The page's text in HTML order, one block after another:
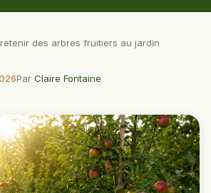
des arbres fruitiers au jardin
Par Claire Fontaine